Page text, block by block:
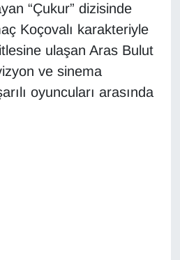
“Çukur” dizisinde
Koçovalı karakteriyle
ulaşan Aras Bulut
ve sinema
oyuncuları arasında